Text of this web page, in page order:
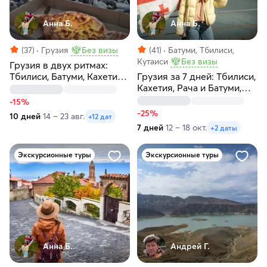
Анна Б.
(37) Грузия Без визы
Грузия в двух ритмах:
Тбилиси, Батуми, Кахетия,
Казбеги, Мцхета и отдых
на море
-15%
10 дней 14 – 23 авг. +12 дат
Анна Б.
(41)
Батуми, Тбилиси,
Кутаиси
Без визы
Грузия за 7 дней: Тбилиси,
Кахетия, Рача и Батуми,
горы, море, хинкали и
вино
-25%
7 дней 12 – 18 окт. +2 даты
Экскурсионные туры
Анна Б.
Экскурсионные туры
Андрей Г.